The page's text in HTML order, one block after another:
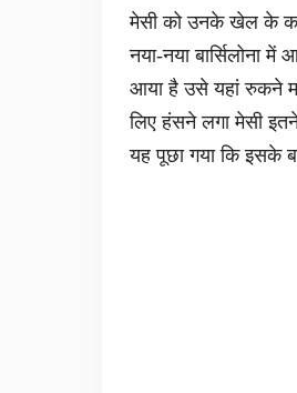
मेसी को उनके खेल के
नया-नया बार्सिलोना
आया है उसे यहां रुकने
लिए हंसने लगा मेसी
यह पूछा गया कि इसके